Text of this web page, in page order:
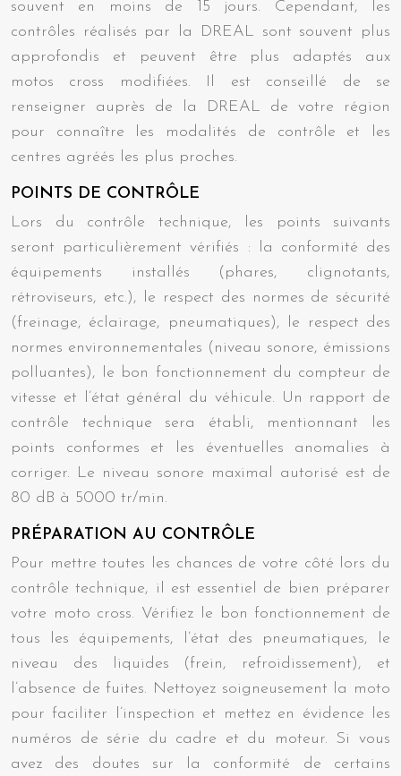
souvent en moins de 15 jours. Cependant, les
contrôles réalisés par la DREAL sont souvent plus
approfondis et peuvent être plus adaptés aux
motos cross modifiées. Il est conseillé de se
renseigner auprès de la DREAL de votre région
pour connaître les modalités de contrôle et les
centres agréés les plus proches.
POINTS DE CONTRÔLE
Lors du contrôle technique, les points suivants
seront particulièrement vérifiés : la conformité des
équipements installés (phares, clignotants,
rétroviseurs, etc.), le respect des normes de sécurité
(freinage, éclairage, pneumatiques), le respect des
normes environnementales (niveau sonore, émissions
polluantes), le bon fonctionnement du compteur de
vitesse et l’état général du véhicule. Un rapport de
contrôle technique sera établi, mentionnant les
points conformes et les éventuelles anomalies à
corriger. Le niveau sonore maximal autorisé est de
80 dB à 5000 tr/min.
PRÉPARATION AU CONTRÔLE
Pour mettre toutes les chances de votre côté lors du
contrôle technique, il est essentiel de bien préparer
votre moto cross. Vérifiez le bon fonctionnement de
tous les équipements, l’état des pneumatiques, le
niveau des liquides (frein, refroidissement), et
l’absence de fuites. Nettoyez soigneusement la moto
pour faciliter l’inspection et mettez en évidence les
numéros de série du cadre et du moteur. Si vous
avez des doutes sur la conformité de certains